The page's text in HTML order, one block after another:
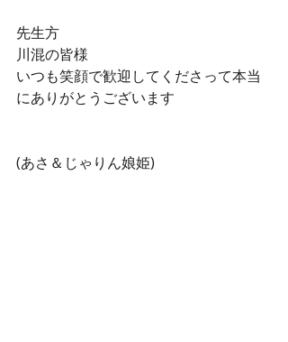
先生方
川混の皆様
いつも笑顔で歓迎してくださって本当
にありがとうございます
(あさ＆じゃりん娘姫)